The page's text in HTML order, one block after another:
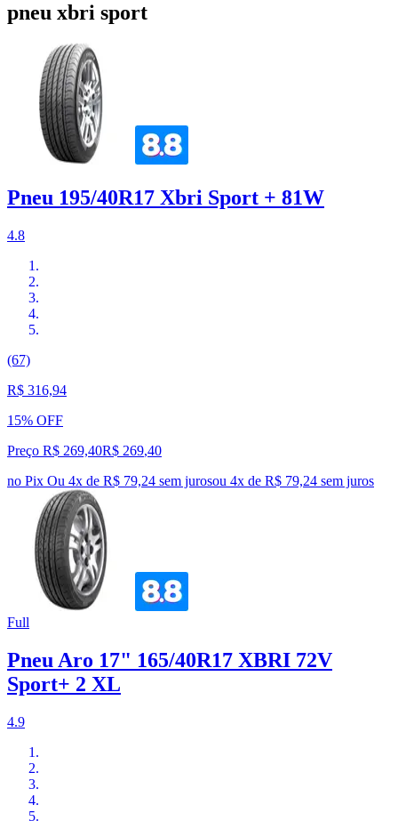
pneu xbri sport
Pneu 195/40R17 Xbri Sport + 81W
4.8
(67)
R$ 316,94
15% OFF
Preço R$ 269,40R$ 269,40
no Pix Ou 4x de R$ 79,24 sem jurosou 4x de R$ 79,24 sem juros
Full
Pneu Aro 17" 165/40R17 XBRI 72V
Sport+ 2 XL
4.9